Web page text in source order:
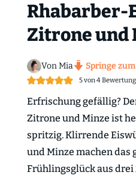
Rhabarber-
Zitrone und
Von Mia Springe
5von4
Erfrischung gefällig?
Zitrone und Minze ist
spritzig. Klirrende
und Minze machen das
Frühlingsglück aus